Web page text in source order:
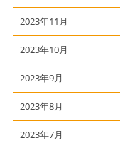
2023年11月
2023年10月
2023年9月
2023年8月
2023年7月